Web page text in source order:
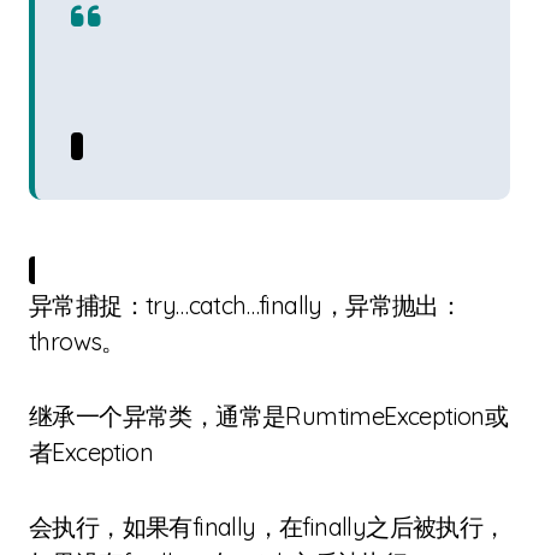
异常捕捉：try…catch…finally，异常抛出：
throws。
继承一个异常类，通常是RumtimeException或
者Exception
会执行，如果有finally，在finally之后被执行，